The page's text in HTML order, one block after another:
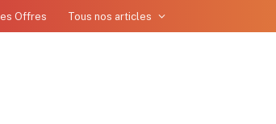
Offres Tous nos articles